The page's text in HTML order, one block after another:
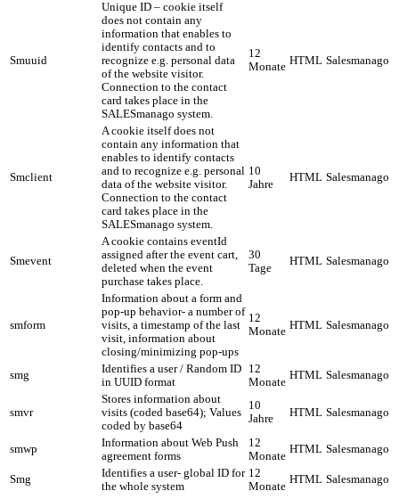
Smuuid
Unique ID – cookie itself
does not contain any
information that enables to
identify contacts and to
recognize e.g. personal data
of the website visitor.
Connection to the contact
card takes place in the
SALESmanago system.
12
Monate HTML Salesmanago
Smclient
A cookie itself does not
contain any information that
enables to identify contacts
and to recognize e.g. personal
data of the website visitor.
Connection to the contact
card takes place in the
SALESmanago system.
10
Jahre
HTML Salesmanago
Smevent
A cookie contains eventId
assigned after the event cart,
deleted when the event
purchase takes place.
30
Tage
HTML Salesmanago
smform
Information about a form and
pop-up behavior- a number of
visits, a timestamp of the last
visit, information about
closing/minimizing pop-ups
12
Monate HTML Salesmanago
smg
Identifies a user / Random ID
in UUID format
12
Monate
HTML Salesmanago
smvr
Stores information about
visits (coded base64); Values
coded by base64
10
Jahre
HTML Salesmanago
smwp
Information about Web Push
agreement forms
12
Monate
HTML Salesmanago
Smg
Identifies a user- global ID for
the whole system
12
Monate
HTML Salesmanago